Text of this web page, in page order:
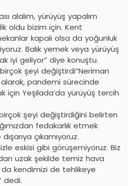
alalım, yürüyüş yapalım
oldu bizim için. Kent
kapalı olsa da yoğunluk
Balık yemek veya yürüyüş
iyi geliyor” diye konuştu.
şeyi değiştirdi”Neriman
pandemi sürecinde
için Yeşilada’da yürüyüş tercih
şeyi değiştirdiğini belirten
fedakarlık etmek
çıkamıyoruz.
eskisi gibi görüşemiyoruz. Biz
uzak şekilde temiz hava
kendimizi de tehlikeye
dedi.